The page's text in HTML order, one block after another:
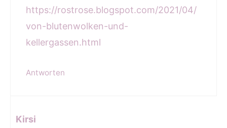
https://rostrose.blogspot.com/2021/04/
von-blutenwolken-und-
kellergassen.html
Antworten
Kirsi